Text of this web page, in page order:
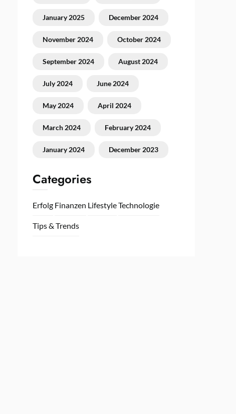
January 2025 December 2024
November 2024 October 2024
September 2024 August 2024
July 2024 June 2024
May 2024 April 2024
March 2024 February 2024
January 2024 December 2023
Categories
Erfolg Finanzen LifestyleTechnologie
Tips & Trends